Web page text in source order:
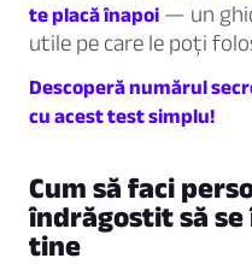
te placă înapoi — un
utile pe care le poți
Descoperă numărul
cu acest test simplu!
Cum să faci
îndrăgostit să se
tine